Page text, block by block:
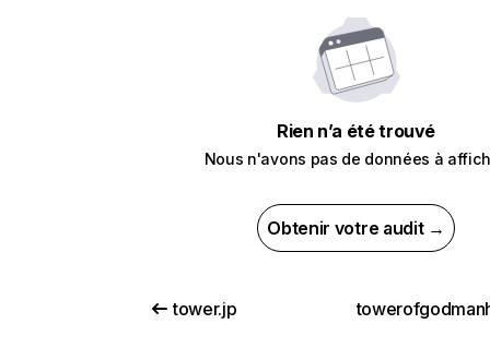
Rien n’a été trouvé
Nous n'avons pas de données à
Obtenir votre audit →
tower.jp